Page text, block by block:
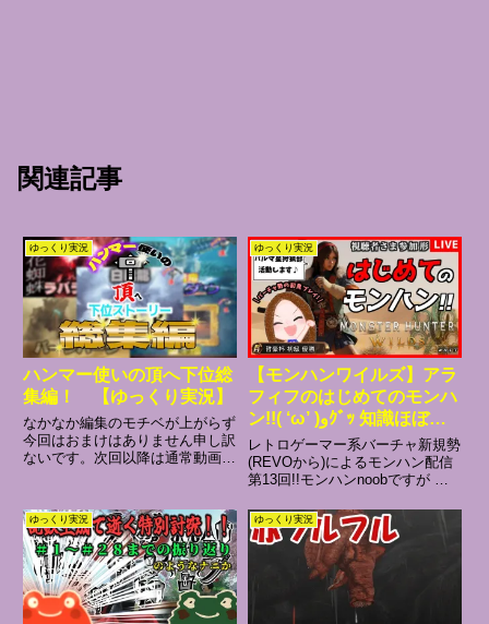
関連記事
ゆっくり実況
ハンマー使いの頂へ下位総
集編！ 【ゆっくり実況】
なかなか編集のモチベが上がらず
今回はおまけはありません申し訳
ないです。次回以降は通常動画の
音ラボ ポケットサウンド -
@pocketse魔王魂 ニコニ・コモ
ンズ 今回使わさせてもら...
ゆっくり実況
【モンハンワイルズ】アラ
フィフのはじめてのモンハ
ン!!( ‘ω’ )وｸﾞｯ 知識ほぼゼ
ロの格ゲーおじの視聴者さ
ま参加形配信♪ #13【超初
心者】
レトロゲーマー系バーチャ新規勢
(REVOから)によるモンハン配信
第13回!!モンハンnoobですが 視
す♪初見らしくゲームをなるべく
攻略サイトを見ず楽しんでいく方
針です!! ( 'ω' )وｸﾞｯ現在、HR72...
ゆっくり実況 ゆっくり実況